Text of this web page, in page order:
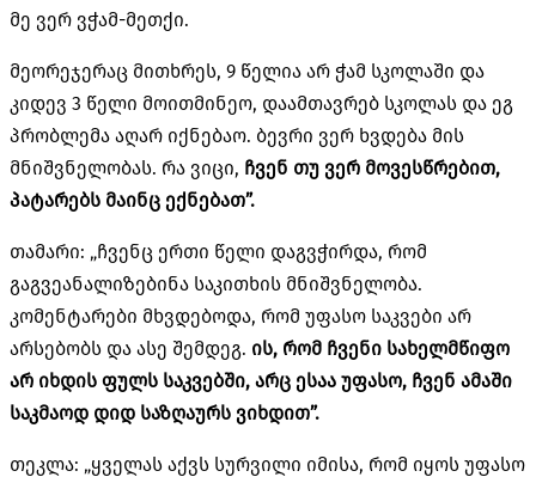
მე ვერ ვჭამ-მეთქი.
მეორეჯერაც მითხრეს, 9 წელია არ ჭამ სკოლაში და
კიდევ 3 წელი მოითმინეო, დაამთავრებ სკოლას და ეგ
პრობლემა აღარ იქნებაო. ბევრი ვერ ხვდება მის
მნიშვნელობას. რა ვიცი, ჩვენ თუ ვერ მოვესწრებით,
პატარებს მაინც ექნებათ”.
თამარი: „ჩვენც ერთი წელი დაგვჭირდა, რომ
გაგვეანალიზებინა საკითხის მნიშვნელობა.
კომენტარები მხვდებოდა, რომ უფასო საკვები არ
არსებობს და ასე შემდეგ. ის, რომ ჩვენი სახელმწიფო
არ იხდის ფულს საკვებში, არც ესაა უფასო, ჩვენ ამაში
საკმაოდ დიდ საზღაურს ვიხდით”.
თეკლა: „ყველას აქვს სურვილი იმისა, რომ იყოს უფასო